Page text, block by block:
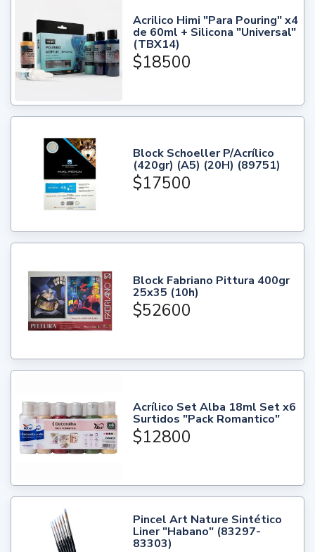
Acrilico Himi "Para Pouring" x4
de 60ml + Silicona "Universal"
(TBX14)
$18500
Block Schoeller P/Acrílico
(420gr) (A5) (20H) (89751)
$17500
Block Fabriano Pittura 400gr
25x35 (10h)
$52600
Acrílico Set Alba 18ml Set x6
Surtidos "Pack Romantico"
$12800
Pincel Art Nature Sintético
Liner "Habano" (83297-
83303)